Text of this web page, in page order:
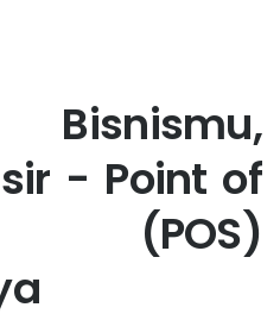
- Point of